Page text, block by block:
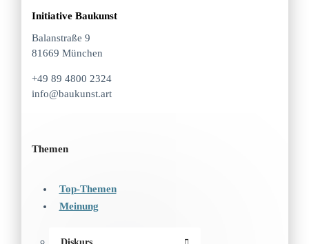
Initiative Baukunst
Balanstraße 9
81669 München
+49 89 4800 2324
info@baukunst.art
Themen
Top-Themen
Meinung